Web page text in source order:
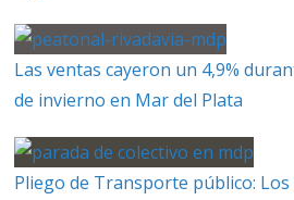
Las ventas cayeron un 4,9%
de invierno en Mar del Plata
Pliego de Transporte público: